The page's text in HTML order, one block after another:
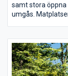
samt stora
umgås.
avskilt WC som
önskas. Bredvid
klädvård, en